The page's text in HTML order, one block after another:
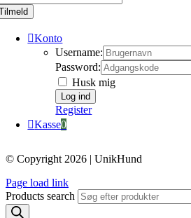
Konto
Username:
Password:
Husk mig
Register
Kasse0
© Copyright 2026 | UnikHund
Page load link
Products search